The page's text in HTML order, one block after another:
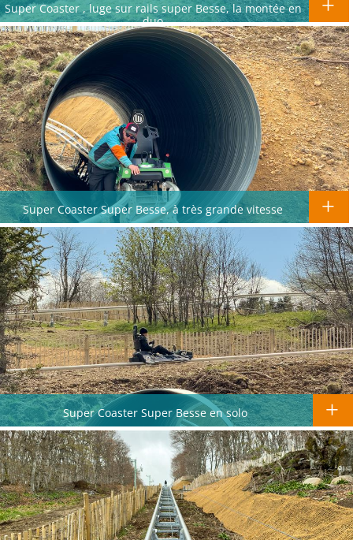
Super Coaster , luge sur rails super Besse, la montée en
duo
Super Coaster Super Besse, à très grande vitesse
Super Coaster Super Besse en solo